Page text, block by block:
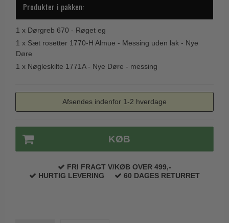
Produkter i pakken:
1 x Dørgreb 670 - Røget eg
1 x Sæt rosetter 1770-H Almue - Messing uden lak - Nye
Døre
1 x Nøgleskilte 1771A - Nye Døre - messing
Afsendes indenfor 1-2 hverdage
KØB
FRI FRAGT V/KØB OVER 499,-
HURTIG LEVERING
60 DAGES RETURRET